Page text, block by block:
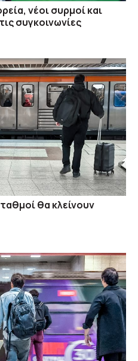
νέοι συρμοί και
συγκοινωνίες
θα κλείνουν